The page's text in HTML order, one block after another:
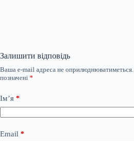
Залишити відповідь
Ваша e-mail адреса не оприлюднюватиметься.
позначені *
Ім’я *
Email *